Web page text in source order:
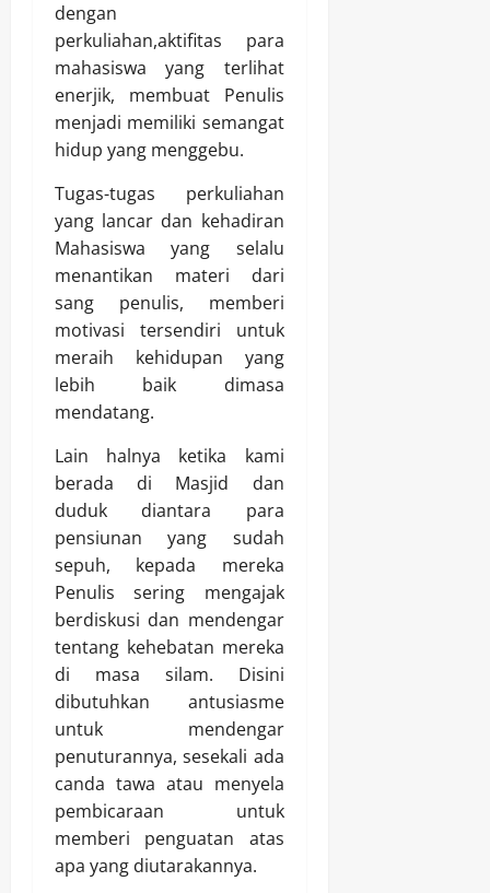
dengan
perkuliahan,aktifitas para
mahasiswa yang terlihat
enerjik, membuat Penulis
menjadi memiliki semangat
hidup yang menggebu.
Tugas-tugas perkuliahan
yang lancar dan kehadiran
Mahasiswa yang selalu
menantikan materi dari
sang penulis, memberi
motivasi tersendiri untuk
meraih kehidupan yang
lebih baik dimasa
mendatang.
Lain halnya ketika kami
berada di Masjid dan
duduk diantara para
pensiunan yang sudah
sepuh, kepada mereka
Penulis sering mengajak
berdiskusi dan mendengar
tentang kehebatan mereka
di masa silam. Disini
dibutuhkan antusiasme
untuk mendengar
penuturannya, sesekali ada
canda tawa atau menyela
pembicaraan untuk
memberi penguatan atas
apa yang diutarakannya.